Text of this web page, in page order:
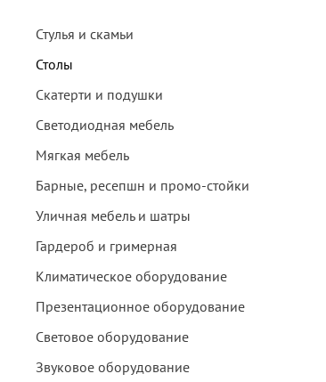
Стулья и скамьи
Столы
Скатерти и подушки
Светодиодная мебель
Мягкая мебель
Барные, ресепшн и промо-стойки
Уличная мебель и шатры
Гардероб и гримерная
Климатическое оборудование
Презентационное оборудование
Световое оборудование
Звуковое оборудование